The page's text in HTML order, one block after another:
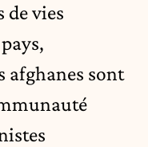
de vies
afghanes sont